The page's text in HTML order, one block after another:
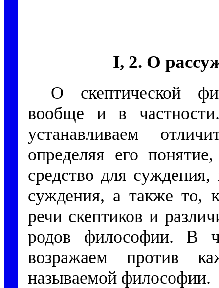
I, 2. О
О скептической
вообще и в
устанавливаем
определяя его
средство для
суждения, а также то,
речи скептиков и
родов философии. В
возражаем против
называемой философии.